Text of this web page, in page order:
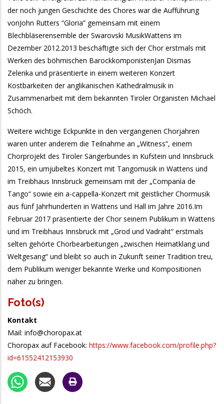
der noch jungen Geschichte des Chores war die Aufführung
vonJohn Rutters “Gloria” gemeinsam mit einem
Blechbläserensemble der Swarovski MusikWattens im
Dezember 2012.2013 beschäftigte sich der Chor erstmals mit
Werken des böhmischen BarockkomponistenJan Dismas
Zelenka und präsentierte in einem weiteren Konzert
Kostbarkeiten der anglikanischen Kathedralmusik in
Zusammenarbeit mit dem bekannten Tiroler Organisten Michael
Schöch.
Weitere wichtige Eckpunkte in den vergangenen Chorjahren
waren unter anderem die Teilnahme an „Witness“, einem
Chorprojekt des Tiroler Sängerbundes in Kufstein und Innsbruck
2015, ein umjubeltes Konzert mit Tangomusik in Wattens und
im Treibhaus Innsbruck gemeinsam mit der „Companìa de
Tango“ sowie ein a-cappella-Konzert mit geistlicher Chormusik
aus fünf Jahrhunderten in Wattens und Hall im Jahre 2016.Im
Februar 2017 präsentierte der Chor seinem Publikum in Wattens
und im Treibhaus Innsbruck mit „Grod und Vadraht“ erstmals
selten gehörte Chorbearbeitungen „zwischen Heimatklang und
Weltgesang“ und bleibt so auch in Zukunft seiner Tradition treu,
dem Publikum weniger bekannte Werke und Kompositionen
näher zu bringen.
Foto(s)
Kontakt
Mail: info@choropax.at
Choropax auf Facebook: https://www.facebook.com/profile.php?
id=61552412153930